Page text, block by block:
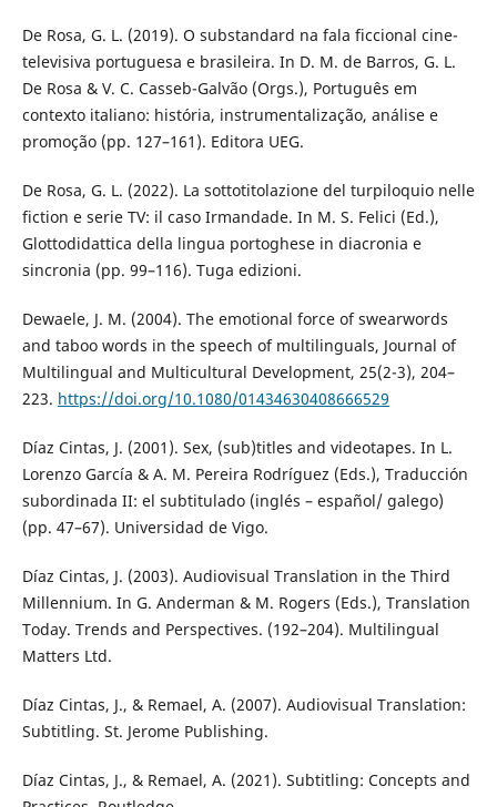
De Rosa, G. L. (2019). O substandard na fala ficcional cine-
televisiva portuguesa e brasileira. In D. M. de Barros, G. L.
De Rosa & V. C. Casseb-Galvão (Orgs.), Português em
contexto italiano: história, instrumentalização, análise e
promoção (pp. 127–161). Editora UEG.
De Rosa, G. L. (2022). La sottotitolazione del turpiloquio nelle
fiction e serie TV: il caso Irmandade. In M. S. Felici (Ed.),
Glottodidattica della lingua portoghese in diacronia e
sincronia (pp. 99–116). Tuga edizioni.
Dewaele, J. M. (2004). The emotional force of swearwords
and taboo words in the speech of multilinguals, Journal of
Multilingual and Multicultural Development, 25(2-3), 204–
223. https://doi.org/10.1080/01434630408666529
Díaz Cintas, J. (2001). Sex, (sub)titles and videotapes. In L.
Lorenzo García & A. M. Pereira Rodríguez (Eds.), Traducción
subordinada II: el subtitulado (inglés – español/ galego)
(pp. 47–67). Universidad de Vigo.
Díaz Cintas, J. (2003). Audiovisual Translation in the Third
Millennium. In G. Anderman & M. Rogers (Eds.), Translation
Today. Trends and Perspectives. (192–204). Multilingual
Matters Ltd.
Díaz Cintas, J., & Remael, A. (2007). Audiovisual Translation:
Subtitling. St. Jerome Publishing.
Díaz Cintas, J., & Remael, A. (2021). Subtitling: Concepts and